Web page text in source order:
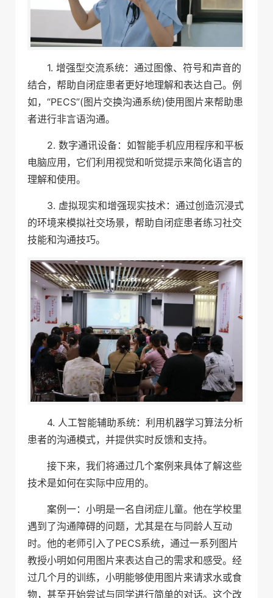
1. 增强型交流系统：通过图像、符号和声音的
结合，帮助自闭症患者更好地理解和表达自己。例
如，“PECS”(图片交换沟通系统)使用图片来帮助患
者进行非言语沟通。
2. 数字通讯设备：如智能手机应用程序和平板
电脑应用，它们利用视觉和听觉提示来简化语言的
理解和使用。
3. 虚拟现实和增强现实技术：通过创造沉浸式
的环境来模拟社交场景，帮助自闭症患者练习社交
技能和沟通技巧。
4. 人工智能辅助系统：利用机器学习算法分析
患者的沟通模式，并提供实时反馈和支持。
接下来，我们将通过几个案例来具体了解这些
技术是如何在实际中应用的。
案例一：小明是一名自闭症儿童。他在学校里
遇到了沟通障碍的问题，尤其是在与同龄人互动
时。他的老师引入了PECS系统，通过一系列图片
教授小明如何用图片来表达自己的需求和感受。经
过几个月的训练，小明能够使用图片来请求水或食
物，甚至开始尝试与同学进行简单的对话。这个改